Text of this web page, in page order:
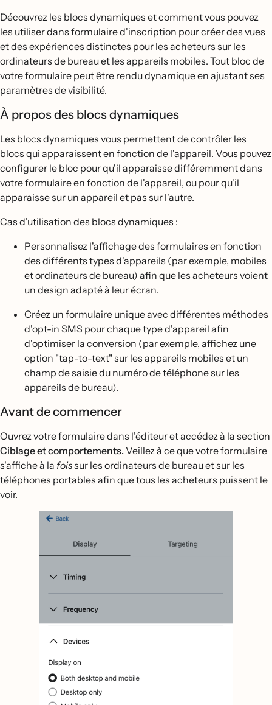
Découvrez les blocs dynamiques et comment vous pouvez
les utiliser dans formulaire d'inscription pour créer des vues
et des expériences distinctes pour les acheteurs sur les
ordinateurs de bureau et les appareils mobiles. Tout bloc de
votre formulaire peut être rendu dynamique en ajustant ses
paramètres de visibilité.
À propos des blocs dynamiques
Les blocs dynamiques vous permettent de contrôler les
blocs qui apparaissent en fonction de l'appareil. Vous pouvez
configurer le bloc pour qu'il apparaisse différemment dans
votre formulaire en fonction de l'appareil, ou pour qu'il
apparaisse sur un appareil et pas sur l'autre.
Cas d'utilisation des blocs dynamiques :
Personnalisez l'affichage des formulaires en fonction
des différents types d'appareils (par exemple, mobiles
et ordinateurs de bureau) afin que les acheteurs voient
un design adapté à leur écran.
Créez un formulaire unique avec différentes méthodes
d'opt-in SMS pour chaque type d'appareil afin
d'optimiser la conversion (par exemple, affichez une
option "tap-to-text" sur les appareils mobiles et un
champ de saisie du numéro de téléphone sur les
appareils de bureau).
Avant de commencer
Ouvrez votre formulaire dans l'éditeur et accédez à la section
Ciblage et comportements.Veillez à ce que votre formulaire
s'affiche à la foissur les ordinateurs de bureau et sur les
téléphones portables afin que tous les acheteurs puissent le
voir.